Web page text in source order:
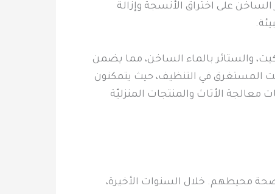
الساخن على اختراق الأنسجة وإزالة
والستائر بالماء الساخن، مما يضمن
المستغرق في التنظيف، حيث يتمكنون
معالجة الأثاث والمنتجات المنزليّة
محيطهم. خلال السنوات الأخيرة،